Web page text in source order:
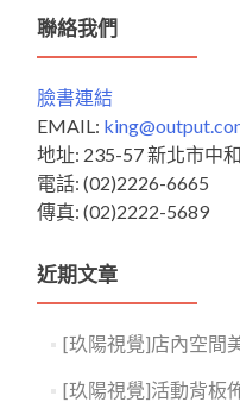
鍵
字:
聯絡我們
臉書連結
EMAIL:
地址: 235-57 新北市中
電話: (02)2226-6665
傳真: (02)2222-5689
近期文章
[玖陽視覺]店內空間
[玖陽視覺]活動背板